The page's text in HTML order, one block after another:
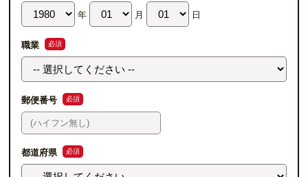
年 月 日
職業 必須
郵便番号 必須
都道府県 必須